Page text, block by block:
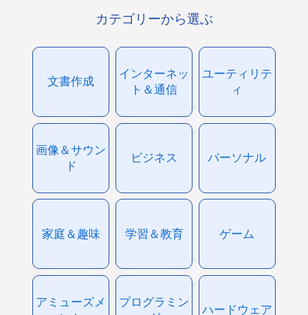
カテゴリーから選ぶ
文書作成
インターネッ
ト＆通信
ユーティリテ
ィ
画像＆サウン
ド
ビジネス パーソナル
家庭＆趣味 学習＆教育 ゲーム
アミューズメ
プログラミン
ハードウェア